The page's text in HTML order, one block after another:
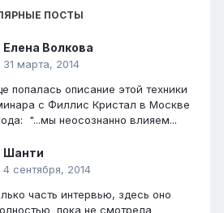
ПОСТЫ
Елена Волкова
31 марта, 2014
попалась описание этой техники
с Филлис Кристал в Москве
"...мы неосознанно влияем...
Шанти
4 сентября, 2014
часть интервью, здесь оно
пока не смотрела